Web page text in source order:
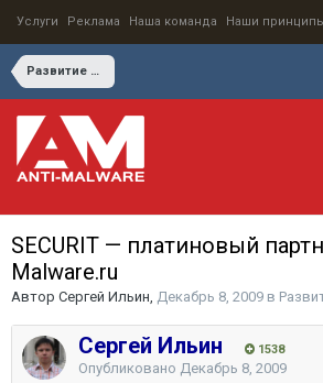
Услуги Реклама Наша команда Наши
Развитие сайта и форума
SECURIT — платиновый
Malware.ru
Автор Сергей Ильин, Декабрь 8, 2009 в
Сергей Ильин 1538
Опубликовано Декабрь 8, 2009